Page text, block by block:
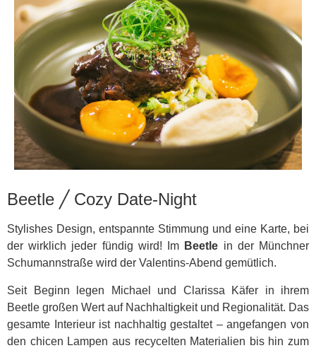
Beetle ╱ Cozy Date-Night
Stylishes Design, entspannte Stimmung und eine Karte, bei
der wirklich jeder fündig wird! Im Beetle in der Münchner
Schumannstraße wird der Valentins-Abend gemütlich.
Seit Beginn legen Michael und Clarissa Käfer in ihrem
Beetle großen Wert auf Nachhaltigkeit und Regionalität. Das
gesamte Interieur ist nachhaltig gestaltet – angefangen von
den chicen Lampen aus recycelten Materialien bis hin zum